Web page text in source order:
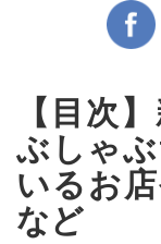
【目次
ぶしゃ
いるお
など